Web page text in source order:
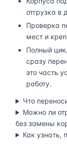
отгрузка в
Проверка
мест и
Полный
сразу
это часть
работу.
Что
Можно ли
без замены
Как узнать,